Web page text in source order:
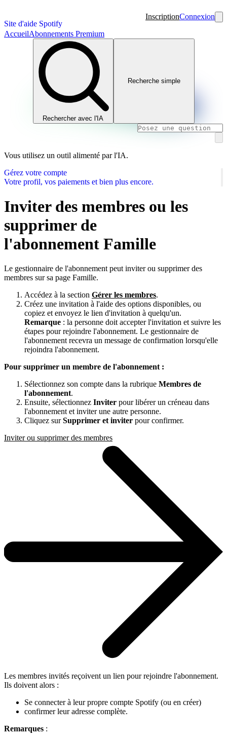
Site d'aide Spotify
InscriptionConnexion
AccueilAbonnements Premium
Rechercher avec l'IA
Recherche simple
Vous utilisez un outil alimenté par l'IA.
Gérez votre compte
Votre profil, vos paiements et bien plus encore.
Inviter des membres ou les
supprimer de
l'abonnement Famille
Le gestionnaire de l'abonnement peut inviter ou supprimer des
membres sur sa page Famille.
Accédez à la section Gérer les membres.
Créez une invitation à l'aide des options disponibles, ou
copiez et envoyez le lien d'invitation à quelqu'un.
Remarque : la personne doit accepter l'invitation et suivre les
étapes pour rejoindre l'abonnement. Le gestionnaire de
l'abonnement recevra un message de confirmation lorsqu'elle
rejoindra l'abonnement.
Pour supprimer un membre de l'abonnement :
Sélectionnez son compte dans la rubrique Membres de
l'abonnement.
Ensuite, sélectionnez Inviter pour libérer un créneau dans
l'abonnement et inviter une autre personne.
Cliquez surSupprimer et inviter pour confirmer.
Inviter ou supprimer des membres
Les membres invités reçoivent un lien pour rejoindre l'abonnement.
Ils doivent alors :
Se connecter à leur propre compte Spotify (ou en créer)
confirmer leur adresse complète.
Remarques :